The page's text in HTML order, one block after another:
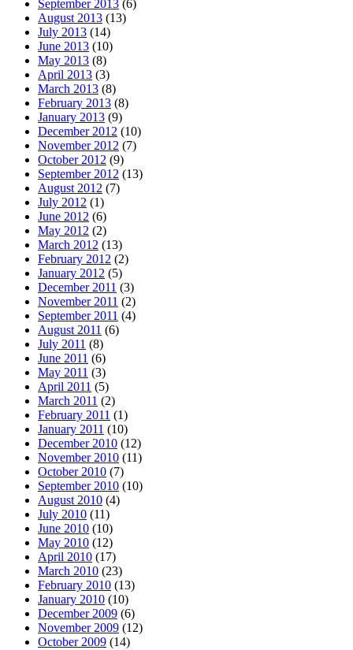
September 2013 (6)
August 2013 (13)
July 2013 (14)
June 2013 (10)
May 2013 (8)
April 2013 (3)
March 2013 (8)
February 2013 (8)
January 2013 (9)
December 2012 (10)
November 2012 (7)
October 2012 (9)
September 2012 (13)
August 2012 (7)
July 2012 (1)
June 2012 (6)
May 2012 (2)
March 2012 (13)
February 2012 (2)
January 2012 (5)
December 2011 (3)
November 2011 (2)
September 2011 (4)
August 2011 (6)
July 2011 (8)
June 2011 (6)
May 2011 (3)
April 2011 (5)
March 2011 (2)
February 2011 (1)
January 2011 (10)
December 2010 (12)
November 2010 (11)
October 2010 (7)
September 2010 (10)
August 2010 (4)
July 2010 (11)
June 2010 (10)
May 2010 (12)
April 2010 (17)
March 2010 (23)
February 2010 (13)
January 2010 (10)
December 2009 (6)
November 2009 (12)
October 2009 (14)